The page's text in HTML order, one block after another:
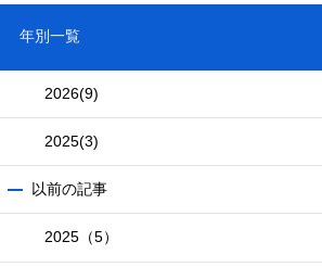
年別一覧
2026(9)
2025(3)
以前の記事
2025（5）